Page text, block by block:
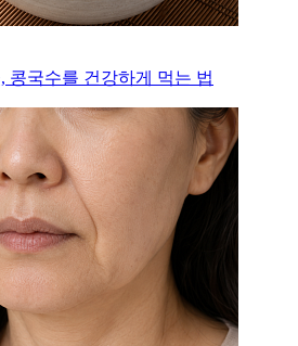
콩국수를 건강하게 먹는 법